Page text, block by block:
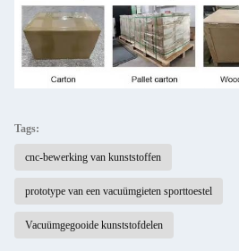
Tags:
cnc-bewerking van kunststoffen
prototype van een vacuümgieten sporttoestel
Vacuümgegooide kunststofdelen